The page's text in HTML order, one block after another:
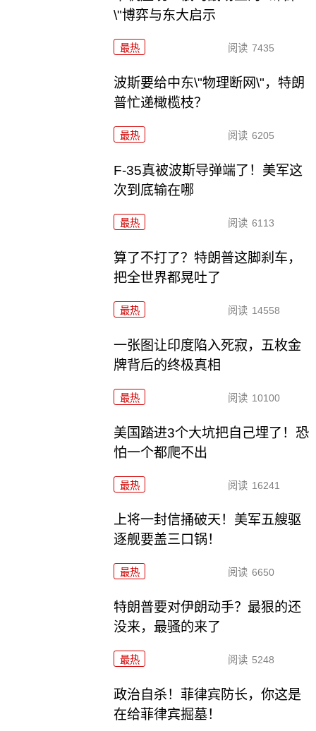
\"博弈与东大启示
最热 阅读 7435
波斯要给中东\"物理断网\"，特朗
普忙递橄榄枝？
最热 阅读 6205
F-35真被波斯导弹端了！美军这
次到底输在哪
最热 阅读 6113
算了不打了？特朗普这脚刹车，
把全世界都晃吐了
最热 阅读 14558
一张图让印度陷入死寂，五枚金
牌背后的终极真相
最热 阅读 10100
美国踏进3个大坑把自己埋了！恐
怕一个都爬不出
最热 阅读 16241
上将一封信捅破天！美军五艘驱
逐舰要盖三口锅！
最热 阅读 6650
特朗普要对伊朗动手？最狠的还
没来，最骚的来了
最热 阅读 5248
政治自杀！菲律宾防长，你这是
在给菲律宾掘墓！